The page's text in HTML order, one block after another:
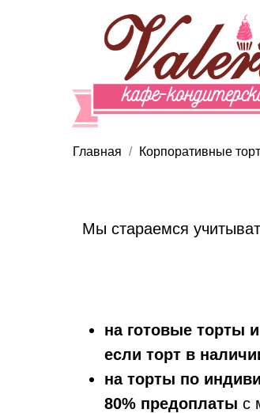
Главная Корпоративные
Мы стараемся
на готовые торты
если торт в
на торты по
80% предоплаты с